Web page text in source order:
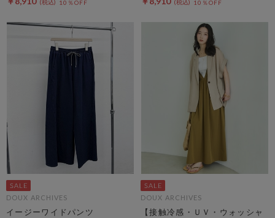
10％OFF 10％OFF
DOUX ARCHIVES
イージーワイドパンツ
DOUX ARCHIVES
【接触冷感・ＵＶ・ウォッシャ